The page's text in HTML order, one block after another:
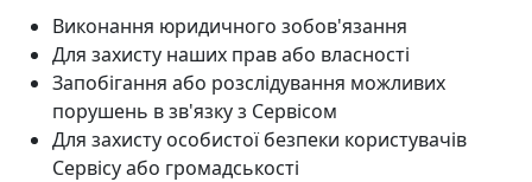
Виконання юридичного зобов'язання
Для захисту наших прав або власності
Запобігання або розслідування можливих
порушень в зв'язку з Сервісом
Для захисту особистої безпеки користувачів
Сервісу або громадськості